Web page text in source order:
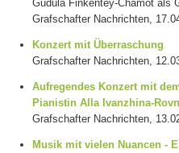
Gudula Finkentey-Chamot als
Grafschafter Nachrichten,
Konzert mit Überraschung
Grafschafter Nachrichten,
Aufregendes Konzert mit
Pianistin Alla Ivanzhina-
Grafschafter Nachrichten,
Musik mit vielen Nuancen -